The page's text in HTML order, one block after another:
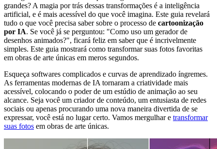
grandes? A magia por trás dessas transformações é a inteligência
artificial, e é mais acessível do que você imagina. Este guia revelará
tudo o que você precisa saber sobre o processo de cartoonização
por IA. Se você já se perguntou: "Como uso um gerador de
desenhos animados?", ficará feliz em saber que é incrivelmente
simples. Este guia mostrará como transformar suas fotos favoritas
em obras de arte únicas em meros segundos.
Esqueça softwares complicados e curvas de aprendizado íngremes.
As ferramentas modernas de IA tornaram a criatividade mais
acessível, colocando o poder de um estúdio de animação ao seu
alcance. Seja você um criador de conteúdo, um entusiasta de redes
sociais ou apenas procurando uma nova maneira divertida de se
expressar, você está no lugar certo. Vamos mergulhar e transformar
suas fotos em obras de arte únicas.